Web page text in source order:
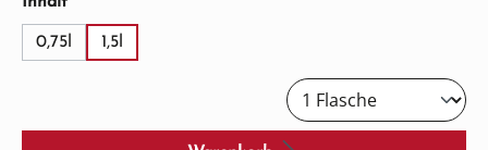
0,75l 1,5l